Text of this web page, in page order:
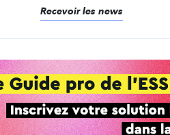
Recevoir les news